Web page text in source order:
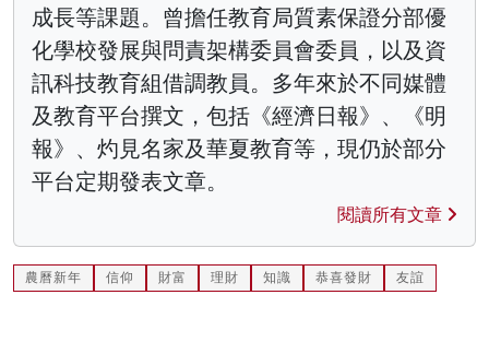
成長等課題。曾擔任教育局質素保證分部優
化學校發展與問責架構委員會委員，以及資
訊科技教育組借調教員。多年來於不同媒體
及教育平台撰文，包括《經濟日報》、《明
報》、灼見名家及華夏教育等，現仍於部分
平台定期發表文章。
閱讀所有文章
農曆新年 信仰 財富 理財 知識 恭喜發財 友誼